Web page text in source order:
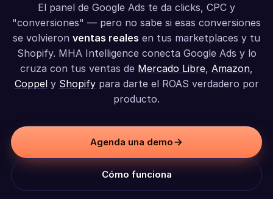
El panel de Google Ads te da clicks, CPC y
"conversiones" — pero no sabe si esas conversiones
se volvieron ventas reales en tus marketplaces y tu
Shopify. MHA Intelligence conecta Google Ads y lo
cruza con tus ventas de Mercado Libre, Amazon,
Coppely Shopifypara darte el ROAS verdadero por
producto.
Agenda una demo
Cómo funciona